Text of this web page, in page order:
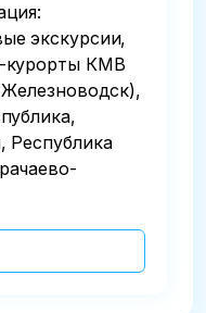
экскурсии,
курорты КМВ
Республика